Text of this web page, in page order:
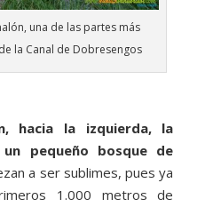
una de las partes más
la Canal de Dobresengos
hacia la izquierda, la
pequeño bosque de
a ser sublimes, pues ya
1.000 metros de